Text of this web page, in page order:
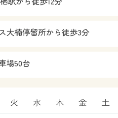
大楠停留所から徒歩3分
場50台